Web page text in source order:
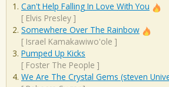
Can't Help Falling In Love With You
[ Elvis Presley ]
Somewhere Over The Rainbow
[ Israel Kamakawiwo'ole ]
Pumped Up Kicks
[ Foster The People ]
We Are The Crystal Gems (steven